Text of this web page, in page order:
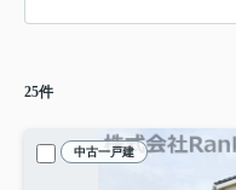
25件
中古一戸建